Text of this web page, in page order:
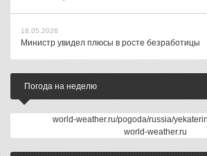
18.05.2026
Министр увидел плюсы в росте безработицы
Погода на неделю
world-weather.ru/pogoda/russia/
world-weather.ru